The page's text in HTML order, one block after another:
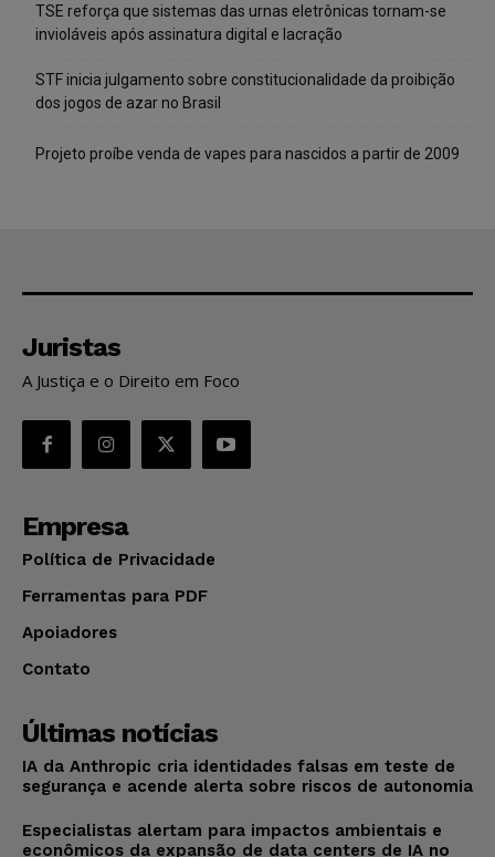
TSE reforça que sistemas das urnas eletrônicas tornam-se
invioláveis após assinatura digital e lacração
STF inicia julgamento sobre constitucionalidade da proibição
dos jogos de azar no Brasil
Projeto proíbe venda de vapes para nascidos a partir de 2009
Juristas
A Justiça e o Direito em Foco
Empresa
Política de Privacidade
Ferramentas para PDF
Apoiadores
Contato
Últimas notícias
IA da Anthropic cria identidades falsas em teste de
segurança e acende alerta sobre riscos de autonomia
Especialistas alertam para impactos ambientais e
econômicos da expansão de data centers de IA no